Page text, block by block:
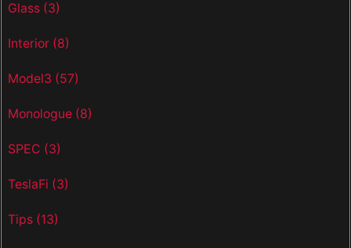
Glass (3)
Interior (8)
Model3 (57)
Monologue (8)
SPEC (3)
TeslaFi (3)
Tips (13)